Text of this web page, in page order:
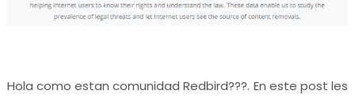
Hola como estan comunidad Redbird???. En este post les